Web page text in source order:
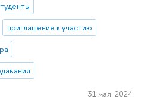
приглашение к участию
31 мая 2024